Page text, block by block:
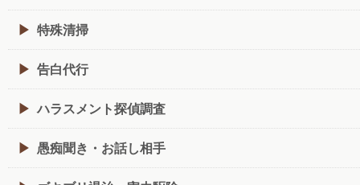
特殊清掃
告白代行
ハラスメント探偵調査
愚痴聞き・お話し相手